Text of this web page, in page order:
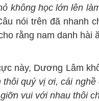
không học lớn lên
nói trên đã nhanh
rằng nam danh hài
này, Dương Lâm
quý vị ơi, cái
vui với nhau thôi